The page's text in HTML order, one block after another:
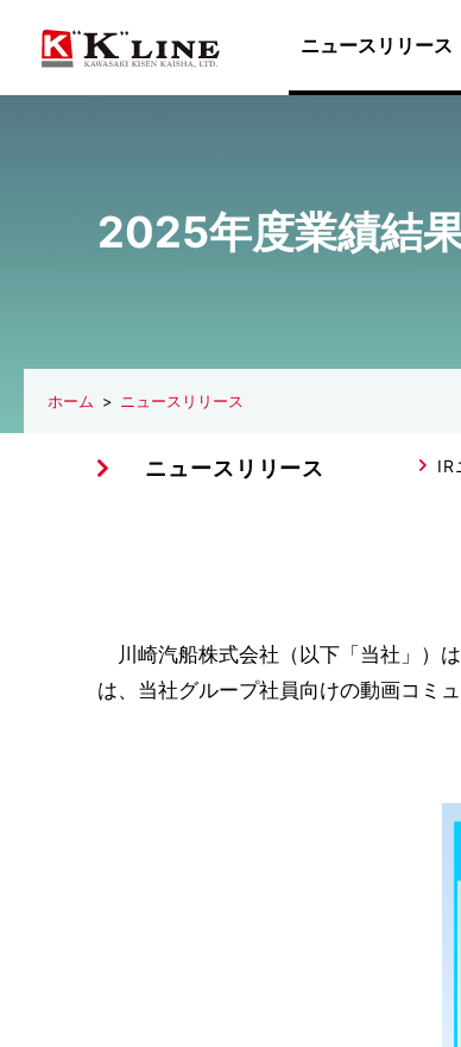
2025年度業績結
ホーム ニュースリリース
ニュースリリース IR
川崎汽船株式会社（以下「当社」）
は、当社グループ社員向けの動画コミ
ニュースリリース
ドライバルク船事業 自動車船事業
経営方針 IRライブラリ 財務・業績
社長メッセージ “K” LINEグループのサ
企業理念 社長ごあいさつ 会社概要
陸上職・海上職 新卒採用情報（船員教育